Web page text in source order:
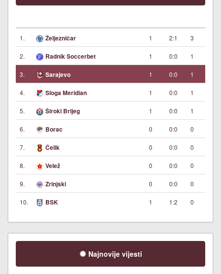
1. Željezničar 1 2:1 3
2. Radnik Soccerbet 1 0:0 1
3. Sarajevo 1 0:0 1
4. Sloga Meridian 1 0:0 1
5. Široki Brijeg 1 0:0 1
6. Borac 0 0:0 0
7. Čelik 0 0:0 0
8. Velež 0 0:0 0
9. Zrinjski 0 0:0 0
10. BSK 1 1:2 0
Najnovije vijesti